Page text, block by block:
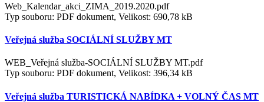
Web_Kalendar_akci_ZIMA_2019.2020.pdf
Typ souboru: PDF dokument, Velikost: 690,78 kB
Veřejná služba SOCIÁLNÍ SLUŽBY MT
WEB_Veřejná služba-SOCIÁLNÍ SLUŽBY MT.pdf
Typ souboru: PDF dokument, Velikost: 396,34 kB
Veřejná služba TURISTICKÁ NABÍDKA + VOLNÝ ČAS MT